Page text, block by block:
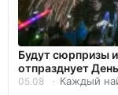
Будут сюрпризы
отпразднует
05.08 Каждый